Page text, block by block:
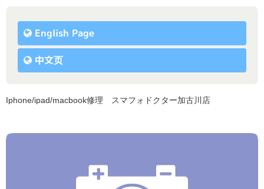
English Page
中文页
Iphone/ipad/macbook修理 スマフォドクター加古川店